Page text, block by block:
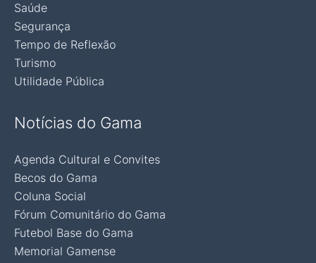
Saúde
Segurança
Tempo de Reflexão
Turismo
Utilidade Pública
Notícias do Gama
Agenda Cultural e Convites
Becos do Gama
Coluna Social
Fórum Comunitário do Gama
Futebol Base do Gama
Memorial Gamense